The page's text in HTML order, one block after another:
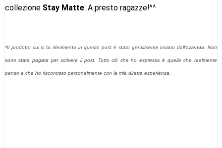
collezione Stay Matte. A presto ragazze!^^
*Il prodotto cui si fa riferimento in questo post è stato gentilmente inviato dall'azienda Non
sono stata pagata per scrivere il post. Tutto ciò che ho espresso è quello che realmente
penso e che ho riscontrato personalmente con la mia diretta esperienza.